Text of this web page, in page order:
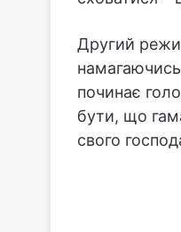
Другий
починає
бути, що
свого